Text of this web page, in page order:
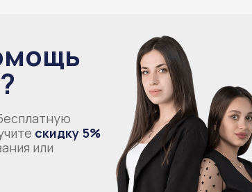
скидку 5%
или